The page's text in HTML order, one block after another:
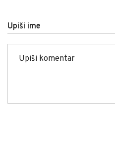
Upiši ime